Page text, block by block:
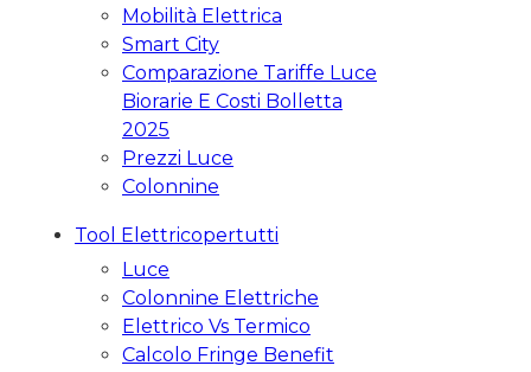
Mobilità Elettrica
Smart City
Comparazione Tariffe Luce
Biorarie E Costi Bolletta
2025
Prezzi Luce
Colonnine
Tool Elettricopertutti
Luce
Colonnine Elettriche
Elettrico Vs Termico
Calcolo Fringe Benefit